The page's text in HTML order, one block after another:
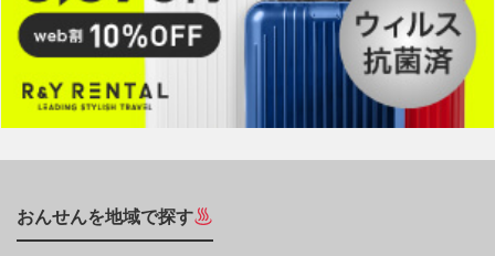
おんせんを地域で探す